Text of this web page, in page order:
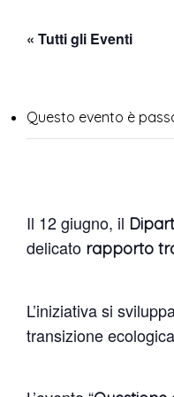
« Tutti gli Eventi
Questo evento è
Il 12 giugno, il
delicato rapporto
L’iniziativa si
transizione